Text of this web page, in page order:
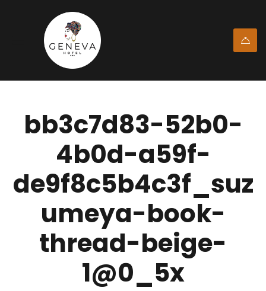
bb3c7d83-52b0-
4b0d-a59f-
de9f8c5b4c3f_suz
umeya-book-
thread-beige-
1@0_5x